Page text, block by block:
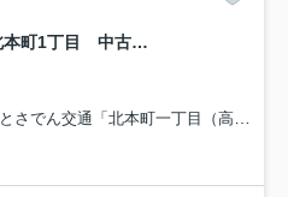
「高知駅前エリア」高知市北本町1丁目 中古一戸建て
とさでん交通「北本町一丁目（高知県）」バス停下車 徒歩1分